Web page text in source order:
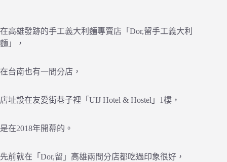
在高雄發跡的手工義大利麵專賣店「Dor,留手工義大利
麵」，
在台南也有一間分店，
店址設在友愛街巷子裡「UIJ Hotel & Hostel」1樓，
是在2018年開幕的。
先前就在「Dor,留」高雄兩間分店都吃過印象很好，